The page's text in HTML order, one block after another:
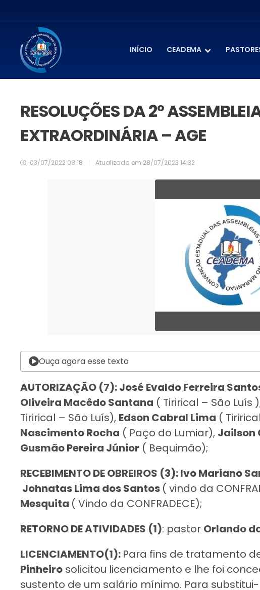
INÍCIO CEADEMA
RESOLUÇÕES DA 2º
EXTRAORDINÁRIA – AGE
03/07/2022 08:18 Atualizada em 28/07/2023 14:32
Ouça agora esse texto
AUTORIZAÇÃO (7): José Evaldo Ferreira
Oliveira Macêdo Santana ( Tirirical – São Luís
Tirirical – São Luís), Edson Cabral Lima (
Nascimento Rocha ( Paço do Lumiar), Jailson
Gusmão Pereira Júnior ( Bequimão);
RECEBIMENTO DE OBREIROS (3): Ivo Mariano
Johnatas Lima dos Santos ( vindo da
Mesquita ( Vindo da CONFRADECE);
RETORNO DE ATIVIDADES (1): pastor Orlando
LICENCIAMENTO(1): Para fins de tratamento
Pinheiro solicitou licenciamento e lhe foi
sustento de um salário mínimo. Para